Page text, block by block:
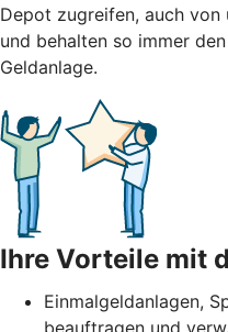
Depot zugreifen, auch
und behalten so immer
Geldanlage.
Ihre Vorteile mit
Einmalgeldanlagen,
beauftragen und